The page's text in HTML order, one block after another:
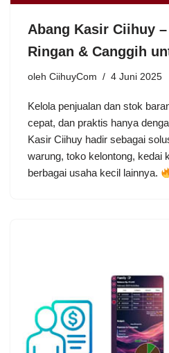
Abang Kasir Ciihuy
Ringan & Canggih
oleh CiihuyCom 4 Juni 2025
Kelola penjualan dan stok
cepat, dan praktis hanya
Kasir Ciihuy hadir sebagai
warung, toko kelontong, kedai
berbagai usaha kecil lainnya.